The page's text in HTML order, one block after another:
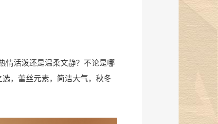
情活泼还是温柔文静？不论是哪
选，蕾丝元素，简洁大气，秋冬